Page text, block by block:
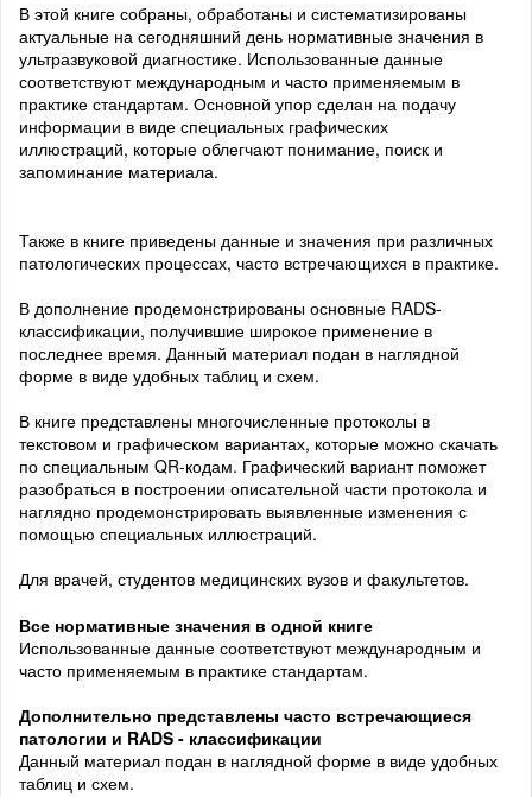
В этой книге собраны, обработаны и систематизированы
актуальные на сегодняшний день нормативные значения в
ультразвуковой диагностике. Использованные данные
соответствуют международным и часто применяемым в
практике стандартам. Основной упор сделан на подачу
информации в виде специальных графических
иллюстраций, которые облегчают понимание, поиск и
запоминание материала.
Также в книге приведены данные и значения при различных
патологических процессах, часто встречающихся в практике.
В дополнение продемонстрированы основные RADS-
классификации, получившие широкое применение в
последнее время. Данный материал подан в наглядной
форме в виде удобных таблиц и схем.
В книге представлены многочисленные протоколы в
текстовом и графическом вариантах, которые можно скачать
по специальным QR-кодам. Графический вариант поможет
разобраться в построении описательной части протокола и
наглядно продемонстрировать выявленные изменения с
помощью специальных иллюстраций.
Для врачей, студентов медицинских вузов и факультетов.
Все нормативные значения в одной книге
Использованные данные соответствуют международным и
часто применяемым в практике стандартам.
Дополнительно представлены часто встречающиеся
патологии и RADS - классификации
Данный материал подан в наглядной форме в виде удобных
таблиц и схем.